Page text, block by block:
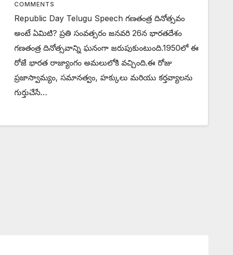
COMMENTS
Republic Day Telugu Speech గణతంత్ర దినోత్సవం
అంటే ఏమిటి? ప్రతి సంవత్సరం జనవరి 26న భారతదేశం
గణతంత్ర దినోత్సవాన్ని ఘనంగా జరుపుకుంటుంది.1950లో ఈ
రోజే భారత రాజ్యాంగం అమలులోకి వచ్చింది.ఈ రోజు
ప్రజాస్వామ్యం, సమానత్వం, హక్కులు మరియు కర్తవ్యాలను
గుర్తుచేసే…